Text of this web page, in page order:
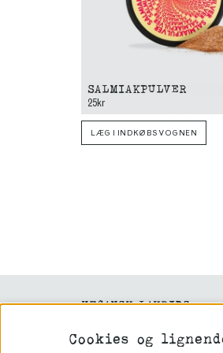
SALMIAKPULVER
25kr
LÆG I INDKØBSVOGNEN
VEGANSK LAKRIDS
GLUTENFRI LAKRIDS
Cookies og